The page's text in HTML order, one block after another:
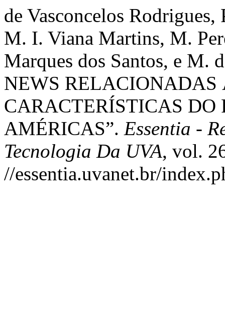
de Vasconcelos
M. I. Viana Martins, M.
Marques dos Santos, e M.
NEWS RELACIONADAS
CARACTERÍSTICAS DO
AMÉRICAS”. Essentia -
Tecnologia Da UVA, vol.
//essentia.uvanet.br/